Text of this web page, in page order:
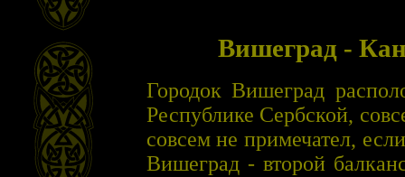
Вишеград -
Городок Вишеград
Республике Сербской,
совсем не примечател,
Вишеград - второй